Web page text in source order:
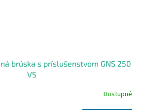
brúska s príslušenstvom GNS 250
VS
Dostupné